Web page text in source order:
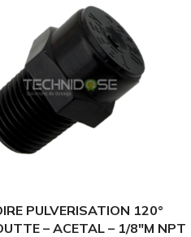
PULVERISATION 120°
– ACETAL – 1/8″M NPT